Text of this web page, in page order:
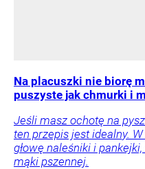
Na placuszki nie biorę
puszyste jak chmurki i
Jeśli masz ochotę na
ten przepis jest idealny.
głowę naleśniki i
mąki pszennej.